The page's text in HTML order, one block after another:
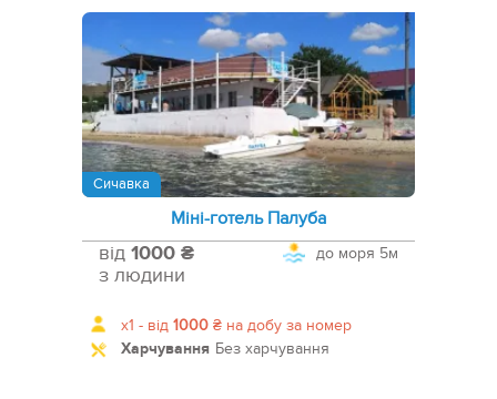
Сичавка
Міні-готель Палуба
до моря 5м
від 1000 ₴
з людини
x1 - від 1000 ₴ на добу за номер
Харчування Без харчування